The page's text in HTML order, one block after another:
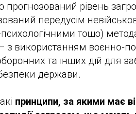
прогнозований рівень
передусім
тощо)
з використанням воєнно-
та інших дій для
держави.
принципи, за якими має